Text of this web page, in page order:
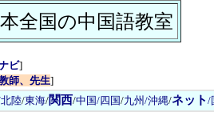
全国の中国語教室
ビ]
師、先生]
陸/東海/関西/中国/四国/九州/沖縄/ネット /